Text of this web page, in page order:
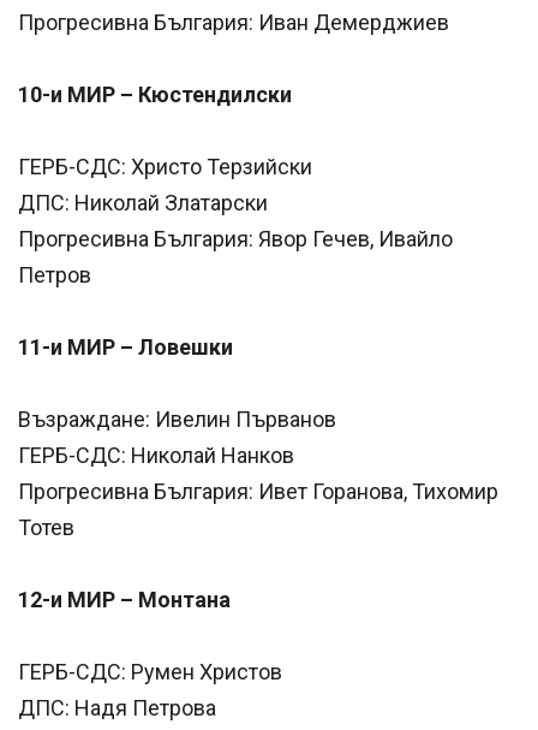
Прогресивна България: Иван Демерджиев
10-и МИР – Кюстендилски
ГЕРБ-СДС: Христо Терзийски
ДПС: Николай Златарски
Прогресивна България: Явор Гечев, Ивайло
Петров
11-и МИР – Ловешки
Възраждане: Ивелин Първанов
ГЕРБ-СДС: Николай Нанков
Прогресивна България: Ивет Горанова, Тихомир
Тотев
12-и МИР – Монтана
ГЕРБ-СДС: Румен Христов
ДПС: Надя Петрова